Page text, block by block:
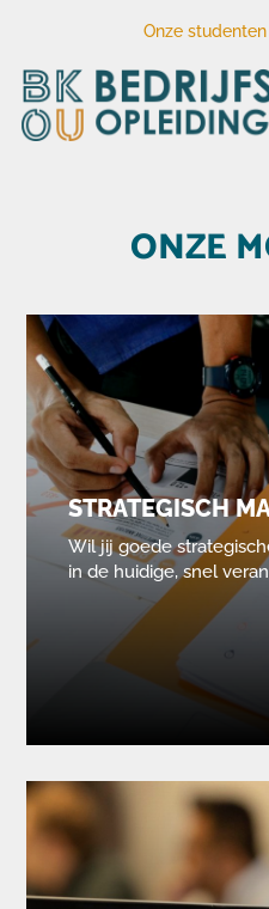
Onze
ONZE
STRATEGISCH
Wil jij goede
in de huidige, snel